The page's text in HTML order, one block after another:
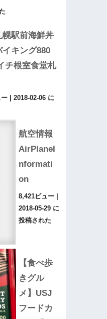
幌駅前海鮮丼
イキング880
チ根室食堂札
|2018-02-06 に
航空情報
AirPlaneI
nformati
on
8,421ビュー
2018-05-29 に
投稿された
【食べ歩
きグル
メ】USJ
フードカ